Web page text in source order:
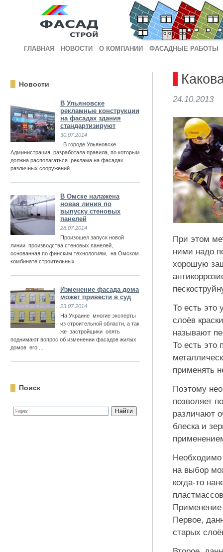
ГЛАВНАЯ НОВОСТИ О КОМПАНИИ ФАСАДНЫЕ РАБОТЫ
Новости
В Ульяновске
рекламные конструкции
на фасадах здания
стандартизируют
30.07.2014
В городе Ульяновске
Администрация разработала правила, по которым
должна располагаться реклама на фасадах
различных сооружений ...
В Омске налажена
новая линия по
выпуску стеновых
панелей
28.07.2014
Произошел запуск новой
линии производства стеновых панелей,
основанная по финским технологиям, на Омском
комбинате строительных ...
Изменение фасада дома
может привести в суд
23.07.2014
На Украине многие эксперты
из строительной области, а так
же застройщики опять
поднимают вопрос об изменении фасадов жилых
домов его ...
Поиск
24.10.2013
При этом
ними надо
хорошую
То есть это
слоёв
называют
То есть это
применять
Поэтому
позволяет
различают
блеска и
Необходимо
на выбор
когда-то
Применение
Первое,
старых